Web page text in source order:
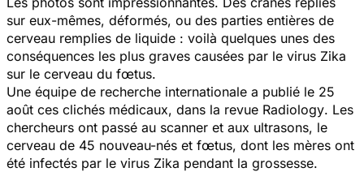
sur eux-mêmes, déformés, ou des parties entières de
cerveau remplies de liquide : voilà quelques unes des
conséquences les plus graves causées par le virus Zika
sur le cerveau du fœtus.
Une équipe de recherche internationale a publié le 25
août ces clichés médicaux, dans la revue Radiology. Les
chercheurs ont passé au scanner et aux ultrasons, le
cerveau de 45 nouveau-nés et fœtus, dont les mères ont
été infectés par le virus Zika pendant la grossesse.